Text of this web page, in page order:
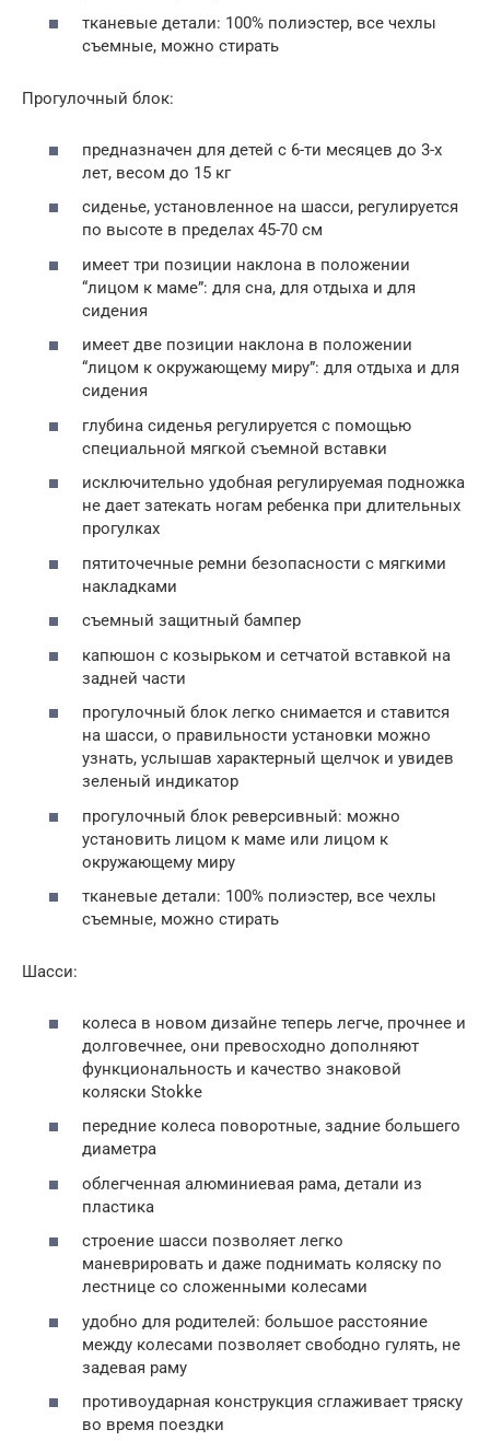
тканевые детали: 100% полиэстер, все чехлы
съемные, можно стирать
Прогулочный блок:
предназначен для детей с 6-ти месяцев до 3-х
лет, весом до 15 кг
сиденье, установленное на шасси, регулируется
по высоте в пределах 45-70 см
имеет три позиции наклона в положении
“лицом к маме”: для сна, для отдыха и для
сидения
имеет две позиции наклона в положении
“лицом к окружающему миру”: для отдыха и для
сидения
глубина сиденья регулируется с помощью
специальной мягкой съемной вставки
исключительно удобная регулируемая подножка
не дает затекать ногам ребенка при длительных
прогулках
пятиточечные ремни безопасности с мягкими
накладками
съемный защитный бампер
капюшон с козырьком и сетчатой вставкой на
задней части
прогулочный блок легко снимается и ставится
на шасси, о правильности установки можно
узнать, услышав характерный щелчок и увидев
зеленый индикатор
прогулочный блок реверсивный: можно
установить лицом к маме или лицом к
окружающему миру
тканевые детали: 100% полиэстер, все чехлы
съемные, можно стирать
Шасси:
колеса в новом дизайне теперь легче, прочнее и
долговечнее, они превосходно дополняют
функциональность и качество знаковой
коляски Stokke
передние колеса поворотные, задние большего
диаметра
облегченная алюминиевая рама, детали из
пластика
строение шасси позволяет легко
маневрировать и даже поднимать коляску по
лестнице со сложенными колесами
удобно для родителей: большое расстояние
между колесами позволяет свободно гулять, не
задевая раму
противоударная конструкция сглаживает тряску
во время поездки